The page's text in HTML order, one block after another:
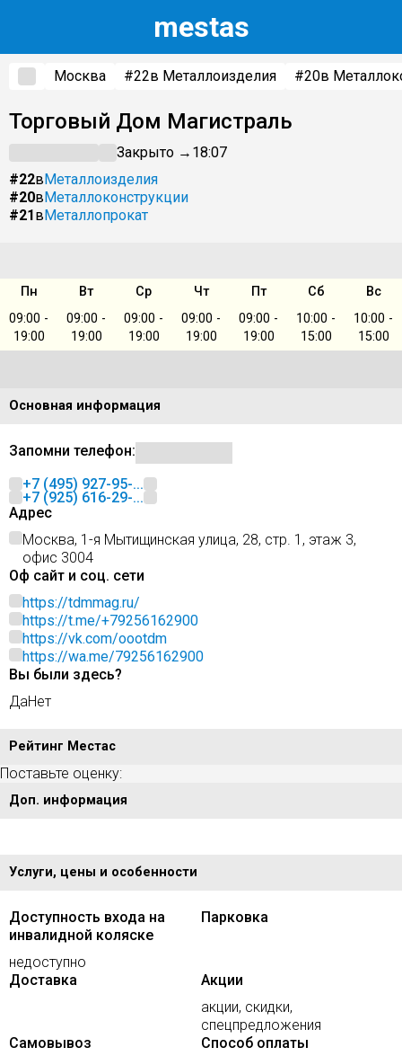
mestas
Москва #22в Металлоизделия #20в
Торговый Дом Магистраль
Закрыто → 18:07
#22вМеталлоизделия
#20вМеталлоконструкции
#21вМеталлопрокат
Пн Вт Ср Чт Пт Сб
Вс
09:00 -
19:00
09:00 -
19:00
09:00 -
19:00
09:00 -
19:00
09:00 -
19:00
10:00 -
15:00
10:00 -
15:00
Основная информация
Запомни телефон:
+7 (495) 927-95-...
+7 (925) 616-29-...
Адрес
Москва, 1-я Мытищинская улица, 28, стр. 1, этаж 3,
офис 3004
Оф сайт и соц. сети
https://tdmmag.ru/
https://t.me/+79256162900
https://vk.com/oootdm
https://wa.me/79256162900
Вы были здесь?
ДаНет
Рейтинг Местас
Поставьте оценку:
Доп. информация
Услуги, цены и особенности
Доступность входа на
инвалидной коляске
недоступно
Парковка
Доставка
Акции
акции, скидки,
спецпредложения
Самовывоз
Способ оплаты